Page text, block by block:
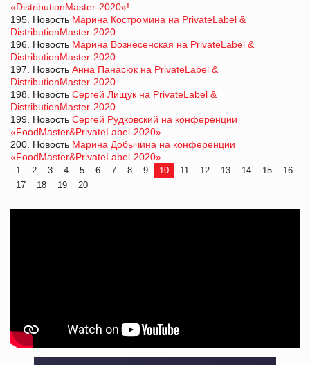
«DistributionMaster-2020»!
195. Новость Марина Костромина на PrivateLabel &
DistributionMaster-2020
196. Новость Марина Вознесенская на PrivateLabel &
DistributionMaster-2020
197. Новость Анна Панасюк на PrivateLabel &
DistributionMaster-2020
198. Новость Сергей Лищук на PrivateLabel &
DistributionMaster-2020
199. Новость Сергей Рудковский на конференции
«FoodMaster&PrivateLabel-2020»
200. Новость Марина Добычина на конференции
«FoodMaster&PrivateLabel-2020»
1 2 3 4 5 6 7 8 9 10 11 12 13 14 15
16
17
18 19 20